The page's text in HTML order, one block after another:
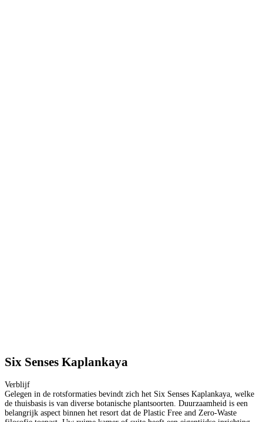
Six Senses Kaplankaya
Verblijf
Gelegen in de rotsformaties bevindt zich het Six Senses Kaplankaya, welke
de thuisbasis is van diverse botanische plantsoorten. Duurzaamheid is een
belangrijk aspect binnen het resort dat de Plastic Free and Zero-Waste